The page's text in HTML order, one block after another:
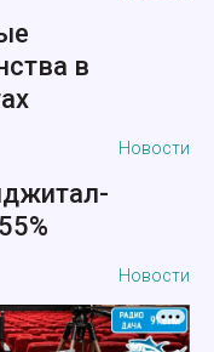
в
Новости
Новости